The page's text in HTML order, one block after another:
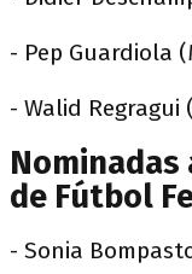
- Pep Guardiola
- Walid Regragui
Nominadas
de Fútbol
- Sonia